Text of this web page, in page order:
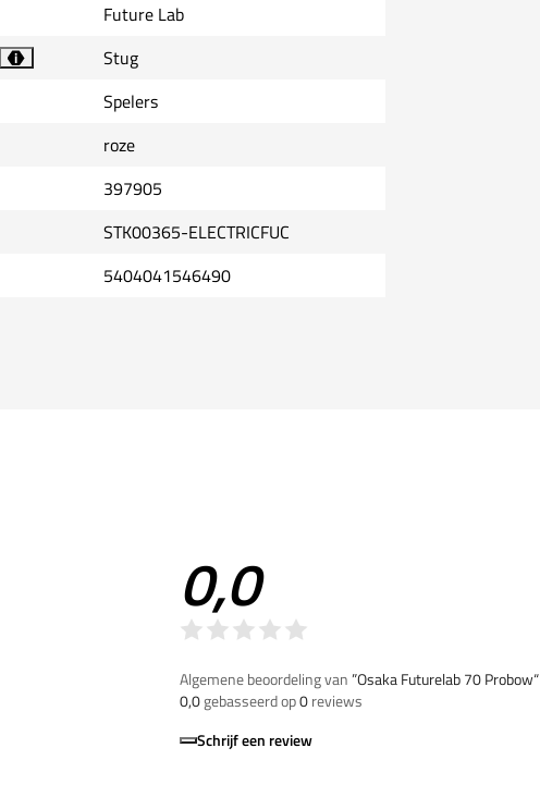
Future Lab
i
Stug
Spelers
roze
397905
STK00365-ELECTRICFUC
5404041546490
0,0
Algemene beoordeling van”Osaka Futurelab 70 Probow“
0,0gebasseerd op0reviews
Schrijf een review